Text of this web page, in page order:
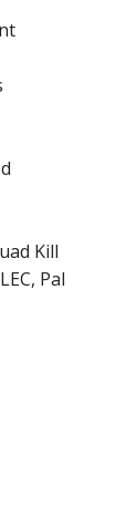
Kill
Pal